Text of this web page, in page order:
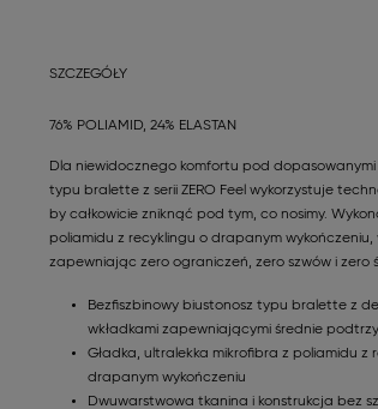
SZCZEGÓŁY
76% POLIAMID, 24% ELASTAN
Dla niewidocznego komfortu pod
typu bralette z serii ZERO Feel wykorzystuje
by całkowicie zniknąć pod tym, co nosimy.
poliamidu z recyklingu o drapanym wykończeniu,
zapewniając zero ograniczeń, zero szwów i zero
Bezfiszbinowy biustonosz typu bralette z
wkładkami zapewniającymi średnie
Gładka, ultralekka mikrofibra z poliamidu z
drapanym wykończeniu
Dwuwarstwowa tkanina i konstrukcja bez